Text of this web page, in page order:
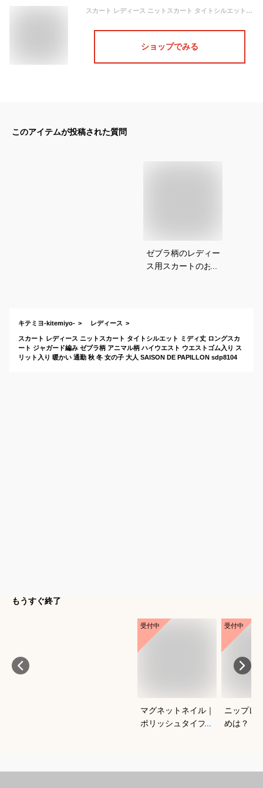
スカート レディース ニットスカート タイトシルエット ミディ丈 ロングスカート ジャガード編み ゼブラ柄 アニマル柄 ハイウエスト ウエストゴム入り スリット入り 暖かい 通勤 秋 冬 女の子 大人 SAISON DE PAPILLON sdp8104
ショップでみる
このアイテムが投稿された質問
ゼブラ柄のレディー
ス用スカートのおす
キテミヨ-kitemiyo- レディース
スカート レディース ニットスカート タイトシルエット ミディ丈 ロングスカ
ート ジャガード編み ゼブラ柄 アニマル柄 ハイウエスト ウエストゴム入り ス
リット入り 暖かい 通勤 秋 冬 女の子 大人 SAISON DE PAPILLON sdp8104
もうすぐ終了
受付中
マグネットネイル｜
ポリッシュタイプで
受付中
ニップレ
めは？